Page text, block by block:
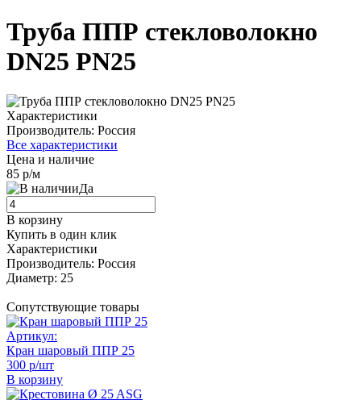
Труба ППР стекловолокно
DN25 PN25
Характеристики
Производитель: Россия
Все характеристики
Цена и наличие
85 р/м
Да
В корзину
Купить в один клик
Характеристики
Производитель: Россия
Диаметр: 25
Сопутствующие товары
Артикул:
Кран шаровый ППР 25
300 р/шт
В корзину